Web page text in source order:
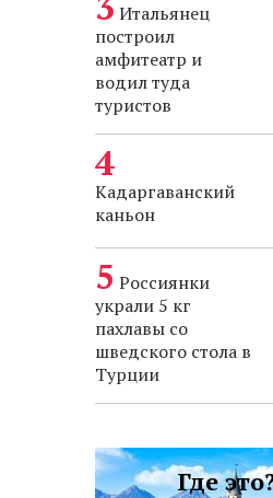
Итальянец
построил
амфитеатр и
водил туда
туристов
Кадаргаванский
каньон
Россиянки
украли 5 кг
пахлавы со
шведского стола в
Турции
Где